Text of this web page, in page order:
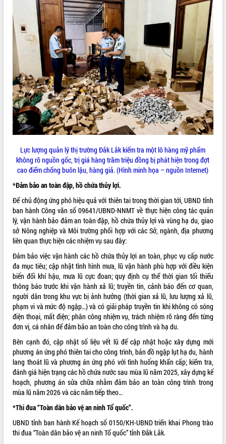
Lực lượng quản lý thị trường Đắk Lắk kiểm tra một lô hàng mỹ phẩm
không rõ nguồn gốc, trị giá hàng trăm triệu đồng bị phát hiện trong đợt
cao điểm chống buôn lậu, hàng giả. (Hình minh họa – nguồn Internet)
*Đảm bảo an toàn đập, hồ chứa thủy lợi.
Để chủ động ứng phó hiệu quả với thiên tai trong thời gian tới, UBND tỉnh
ban hành Công văn số 09641/UBND-NNMT về thực hiện công tác quản
lý, vận hành bảo đảm an toàn đập, hồ chứa thủy lợi và vùng hạ du, giao
sở Nông nghiệp và Môi trường phối hợp với các Sở, ngành, địa phương
liên quan thực hiện các nhiệm vụ sau đây:
Đảm bảo việc vận hành các hồ chứa thủy lợi an toàn, phục vụ cấp nước
đa mục tiêu; cập nhật tình hình mưa, lũ vận hành phù hợp với điều kiện
biến đổi khí hậu, mưa lũ cực đoan; quy định cụ thể thời gian tối thiểu
thông báo trước khi vận hành xả lũ; truyền tin, cảnh báo đến cơ quan,
người dân trong khu vực bị ảnh hưởng (thời gian xả lũ, lưu lượng xả lũ,
phạm vi và mức độ ngập…) và có giải pháp truyền tin khi không có sóng
điện thoại, mất điện; phân công nhiệm vụ, trách nhiệm rõ ràng đến từng
đơn vị, cá nhân để đảm bảo an toàn cho công trình và hạ du.
Bên cạnh đó, cập nhật số liệu vết lũ để cập nhật hoặc xây dựng mới
phương án ứng phó thiên tai cho công trình, bản đồ ngập lụt hạ du, hành
lang thoát lũ và phương án ứng phó với tình huống khẩn cấp; kiểm tra,
đánh giá hiện trạng các hồ chứa nước sau mùa lũ năm 2025, xây dựng kế
hoạch, phương án sửa chữa nhằm đảm bảo an toàn công trình trong
mùa lũ năm 2026 và các năm tiếp theo…
*Thi đua “Toàn dân bảo vệ an ninh Tổ quốc”.
UBND tỉnh ban hành Kế hoạch số 0150/KH-UBND triển khai Phong trào
thi đua “Toàn dân bảo vệ an ninh Tổ quốc” tỉnh Đắk Lắk.